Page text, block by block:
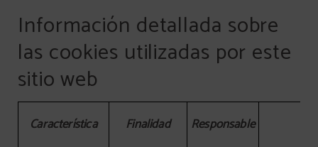
Información detallada sobre
las cookies utilizadas por este
sitio web
Característica Finalidad Responsable